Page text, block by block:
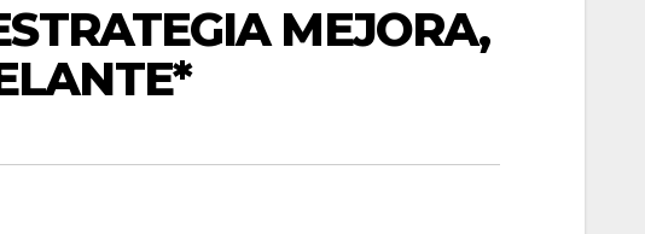
MEJORA,